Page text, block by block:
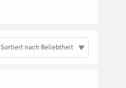
Sortiert nach Beliebtheit